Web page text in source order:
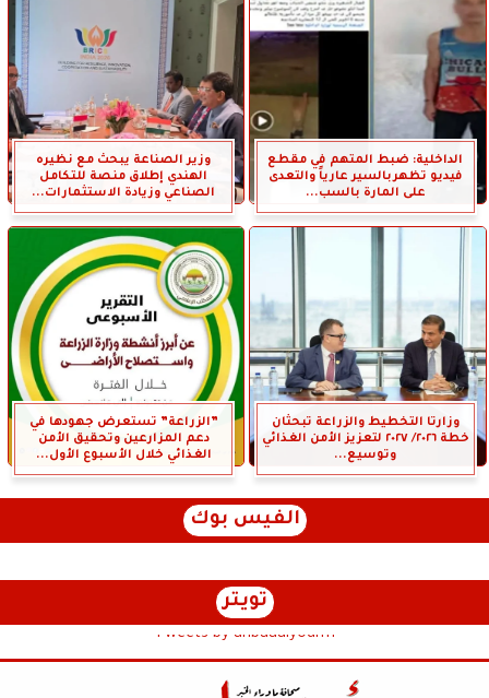
الداخلية: ضبط المتهم في مقطع
فيديو تظهربالسير عارياً والتعدى
على المارة بالسب...
وزير الصناعة يبحث مع نظيره
الهندي إطلاق منصة للتكامل
الصناعي وزيادة الاستثمارات...
وزارتا التخطيط والزراعة تبحثان
خطة ٢٠٢٦/ ٢٠٢٧ لتعزيز الأمن الغذائي
وتوسيع...
”الزراعة” تستعرض جهودها في
دعم المزارعين وتحقيق الأمن
الغذائي خلال الأسبوع الأول...
الفيس بوك
تويتر
Tweets by anbaaalyoum1